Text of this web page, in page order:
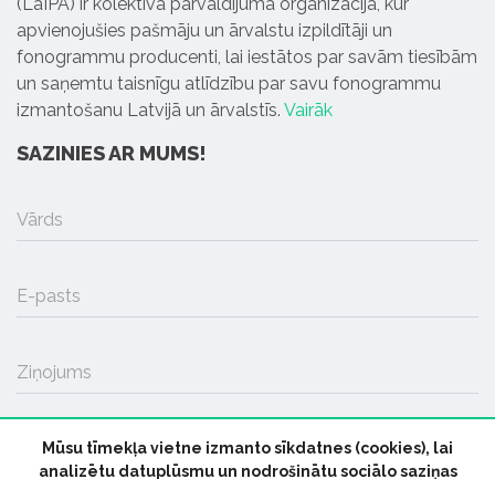
apvienojušies pašmāju un ārvalstu izpildītāji un
fonogrammu producenti, lai iestātos par savām tiesībām
un saņemtu taisnīgu atlīdzību par savu fonogrammu
izmantošanu Latvijā un ārvalstīs. Vairāk
SAZINIES AR MUMS!
Vārds
E-pasts
Ziņojums
SŪTĪT
Mūsu tīmekļa vietne izmanto sīkdatnes (cookies), lai
analizētu datuplūsmu un nodrošinātu sociālo saziņas